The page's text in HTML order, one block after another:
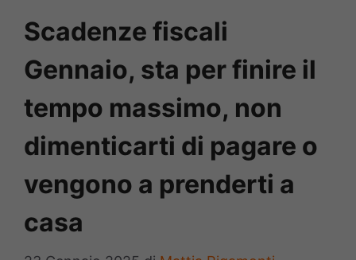
Scadenze fiscali
Gennaio, sta per finire il
tempo massimo, non
dimenticarti di pagare o
vengono a prenderti a
casa